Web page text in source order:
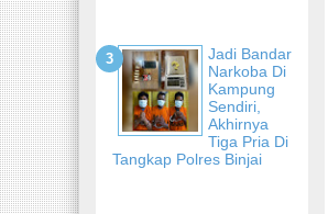
Jadi Bandar
Narkoba Di
Kampung
Sendiri,
Akhirnya
Tiga Pria Di
Tangkap Polres Binjai